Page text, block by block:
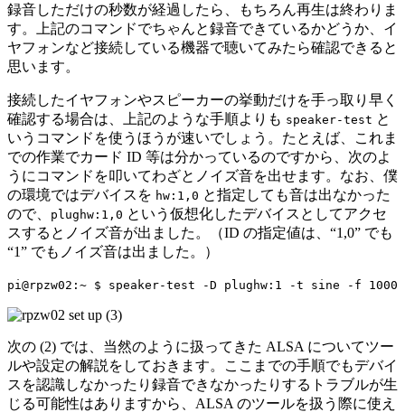
録音しただけの秒数が経過したら、もちろん再生は終わりま
す。上記のコマンドでちゃんと録音できているかどうか、イ
ヤフォンなど接続している機器で聴いてみたら確認できると
思います。
接続したイヤフォンやスピーカーの挙動だけを手っ取り早く
確認する場合は、上記のような手順よりも speaker-test と
いうコマンドを使うほうが速いでしょう。たとえば、これま
での作業でカード ID 等は分かっているのですから、次のよ
うにコマンドを叩いてわざとノイズ音を出せます。なお、僕
の環境ではデバイスを hw:1,0 と指定しても音は出なかった
ので、
plughw:1,0 という仮想化したデバイスとしてアクセ
スするとノイズ音が出ました。（ID の指定値は、“1,0” でも
“1” でもノイズ音は出ました。）
pi@rpzw02:~ $ speaker-test -D plughw:1 -t sine -f 1000
次の (2) では、当然のように扱ってきた ALSA についてツー
ルや設定の解説をしておきます。ここまでの手順でもデバイ
スを認識しなかったり録音できなかったりするトラブルが生
じる可能性はありますから、ALSA のツールを扱う際に使え